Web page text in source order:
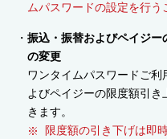
ムパスワードの設定を行う
振込・振替およびペイジー
の変更
ワンタイムパスワードご
よびペイジーの限度額引
きます。
限度額の引き下げは即